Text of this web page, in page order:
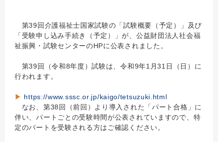
第39回介護福祉士国家試験の「試験概要（予定）」及び
「受験申し込み手続き（予定）」が、公益財団法人社会福
祉振興・試験センターのHPに公表されました。
第39回（令和8年度）試験は、令和9年1月31日（日）に
行われます。
▶ https://www.sssc.or.jp/kaigo/tetsuzuki.html
なお、第38回（前回）より導入された「パート合格」に
伴い、パートごとの受験時間が公表されていますので、特
定のパートを受験される方はご確認ください。